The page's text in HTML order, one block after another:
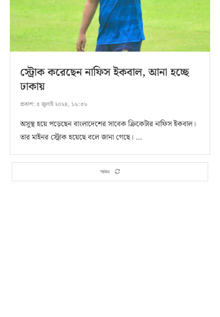
স্ট্রোক করেছেন নাফিস ইকবাল, আনা হচ্ছে
ঢাকায়
প্রকাশ: ৫ জুলাই ২০২৪, ১৬:৩৮
অসুস্থ হয়ে পড়েছেন বাংলাদেশের সাবেক ক্রিকেটার নাফিস ইকবাল।
তার মাইনর স্ট্রোক হয়েছে বলে জানা গেছে। …
আরও